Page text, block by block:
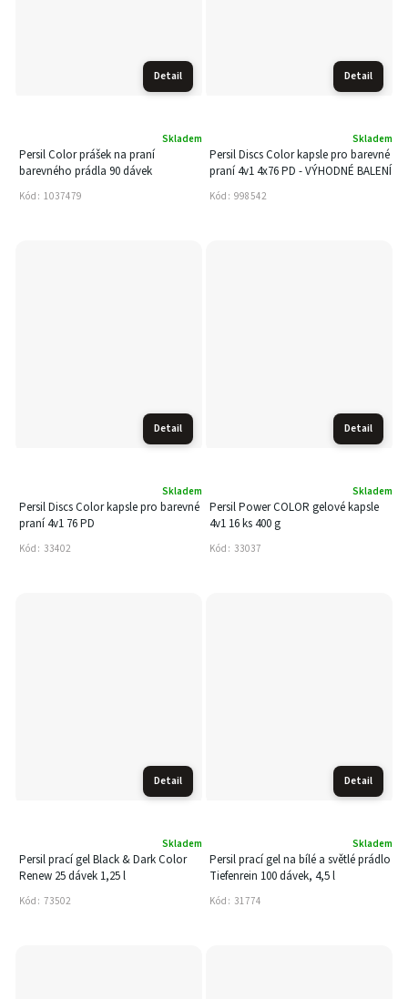
Detail
Persil Color prášek na praní
barevného prádla 90 dávek
Skladem
Kód: 1037479
Detail
Persil Discs Color kapsle pro barevné
praní 4v1 4x76 PD - VÝHODNÉ BALENÍ
Skladem
Kód: 998542
Detail
Persil Discs Color kapsle pro barevné
praní 4v1 76 PD
Skladem
Kód: 33402
Detail
Persil Power COLOR gelové kapsle
4v1 16 ks 400 g
Skladem
Kód: 33037
Detail
Persil prací gel Black & Dark Color
Renew 25 dávek 1,25 l
Skladem
Kód: 73502
Detail
Persil prací gel na bílé a světlé prádlo
Tiefenrein 100 dávek, 4,5 l
Skladem
Kód: 31774